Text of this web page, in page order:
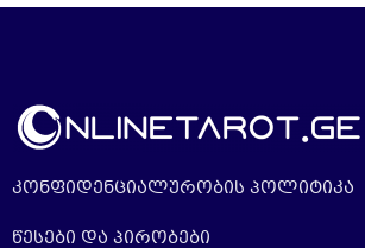
კონფიდენციალურობის პოლიტიკა
წესები და პირობები